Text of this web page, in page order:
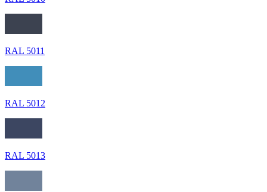
RAL 5011
RAL 5012
RAL 5013